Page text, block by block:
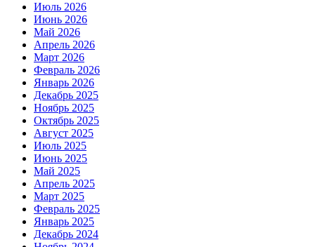
Июль 2026
Июнь 2026
Май 2026
Апрель 2026
Март 2026
Февраль 2026
Январь 2026
Декабрь 2025
Ноябрь 2025
Октябрь 2025
Август 2025
Июль 2025
Июнь 2025
Май 2025
Апрель 2025
Март 2025
Февраль 2025
Январь 2025
Декабрь 2024